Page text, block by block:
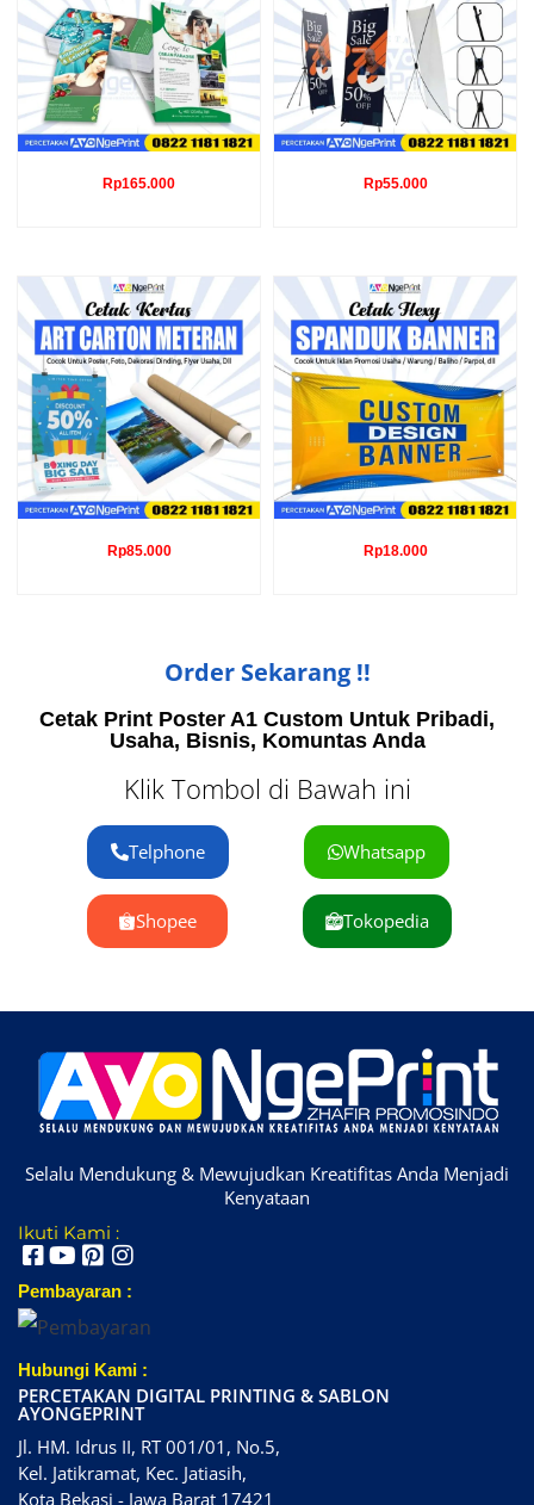
Rp165.000 Rp55.000
Rp85.000 Rp18.000
Order Sekarang !!
Cetak Print Poster A1 Custom Untuk Pribadi,
Usaha, Bisnis, Komuntas Anda
Klik Tombol di Bawah ini
Telphone Whatsapp
Shopee Tokopedia
Selalu Mendukung & Mewujudkan Kreatifitas Anda Menjadi
Kenyataan
Ikuti Kami :
Pembayaran :
Hubungi Kami :
PERCETAKAN DIGITAL PRINTING & SABLON
AYONGEPRINT
Jl. HM. Idrus II, RT 001/01, No.5,
Kel. Jatikramat, Kec. Jatiasih,
Kota Bekasi - Jawa Barat 17421